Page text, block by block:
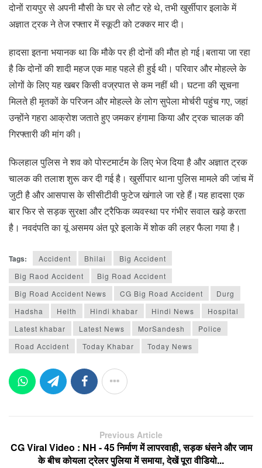
दोनों रायपुर से अपनी मौसी के घर से लौट रहे थे, तभी खुर्सीपार इलाके में
अज्ञात ट्रक ने तेज रफ्तार में स्कूटी को टक्कर मार दी।
हादसा इतना भयानक था कि मौके पर ही दोनों की मौत हो गई।बताया जा रहा
है कि दोनों की शादी महज एक माह पहले ही हुई थी। परिवार और मोहल्ले के
लोगों के लिए यह खबर किसी वज्रपात से कम नहीं थी। घटना की सूचना
मिलते ही मृतकों के परिजन और मोहल्ले के लोग सुपेला मोर्चरी पहुंच गए, जहां
उन्होंने गहरा आक्रोश जताते हुए जमकर हंगामा किया और ट्रक चालक की
गिरफ्तारी की मांग की।
फिलहाल पुलिस ने शव को पोस्टमार्टम के लिए भेज दिया है और अज्ञात ट्रक
चालक की तलाश शुरू कर दी गई है। खुर्सीपार थाना पुलिस मामले की जांच में
जुटी है और आसपास के सीसीटीवी फुटेज खंगाले जा रहे हैं।यह हादसा एक
बार फिर से सड़क सुरक्षा और ट्रैफिक व्यवस्था पर गंभीर सवाल खड़े करता
है। नवदंपति का यूं असमय अंत पूरे इलाके में शोक की लहर फैला गया है।
Tags: Accident Bhilai
Big Accident
Big Raod Accident
Big Road Accident
Big Road Accident News
CG Big Road Accident
Durg
Hadsha
Helth Hindi khabar Hindi News
Hospital
Latest khabar
Latest News MorSandesh
Police
Road Accident
Today Khabar Today News
Previous Article
CG Viral Video : NH - 45 निर्माण में लापरवाही, सड़क धंसने और जाम
के बीच कोयला ट्रेलर पुलिया में समाया, देखें पूरा वीडियो...